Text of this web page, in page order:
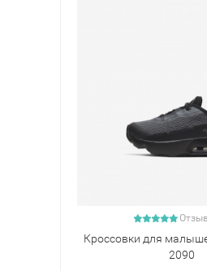
Кроссовки для
2090